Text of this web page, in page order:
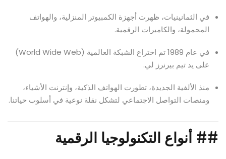
في الثمانينيات، ظهرت أجهزة الكمبيوتر المنزلية، والهواتف
المحمولة، والكاميرات الرقمية.
في عام 1989 تم اختراع الشبكة العالمية (World Wide Web)
على يد تيم بيرنرز لي.
منذ الألفية الجديدة، تطورت الهواتف الذكية، وإنترنت الأشياء،
ومنصات التواصل الاجتماعي لتشكل نقلة نوعية في أسلوب حياتنا.
## أنواع التكنولوجيا الرقمية